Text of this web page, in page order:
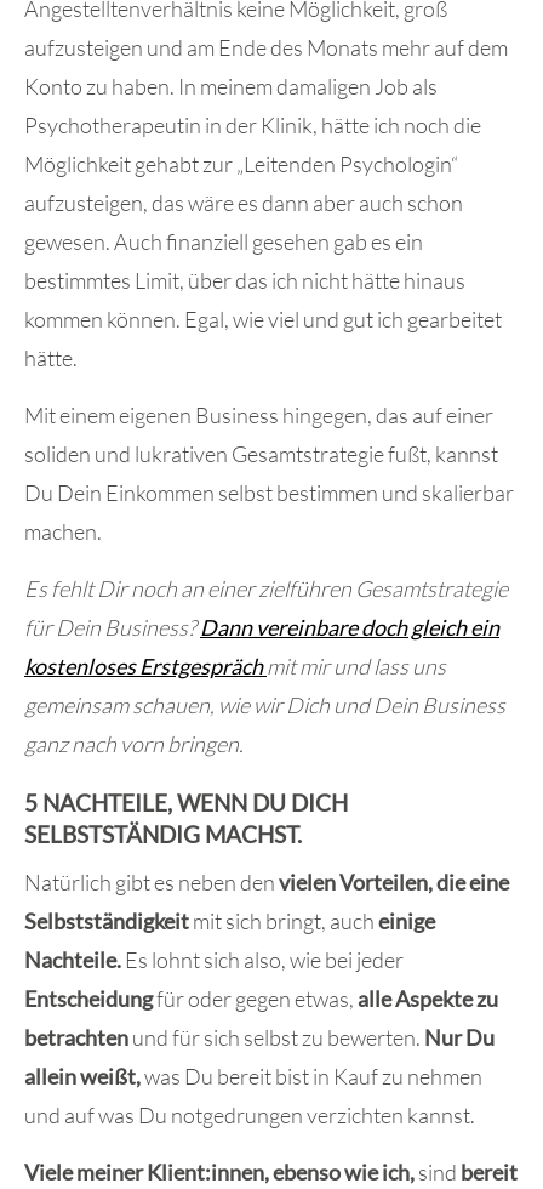
Angestelltenverhältnis keine Möglichkeit, groß
aufzusteigen und am Ende des Monats mehr auf dem
Konto zu haben. In meinem damaligen Job als
Psychotherapeutin in der Klinik, hätte ich noch die
Möglichkeit gehabt zur „Leitenden Psychologin“
aufzusteigen, das wäre es dann aber auch schon
gewesen. Auch finanziell gesehen gab es ein
bestimmtes Limit, über das ich nicht hätte hinaus
kommen können. Egal, wie viel und gut ich gearbeitet
hätte.
Mit einem eigenen Business hingegen, das auf einer
soliden und lukrativen Gesamtstrategie fußt, kannst
Du Dein Einkommen selbst bestimmen und skalierbar
machen.
Es fehlt Dir noch an einer zielführen Gesamtstrategie
für Dein Business?Dann vereinbare doch gleich ein
kostenloses Erstgesprächmit mir und lass uns
gemeinsam schauen, wie wir Dich und Dein Business
ganz nach vorn bringen.
5 NACHTEILE, WENN DU DICH
SELBSTSTÄNDIG MACHST.
Natürlich gibt es neben denvielen Vorteilen, die eine
Selbstständigkeitmit sich bringt, aucheinige
Nachteile. Es lohnt sich also, wie bei jeder
Entscheidungfür oder gegen etwas, alle Aspekte zu
betrachtenund für sich selbst zu bewerten. Nur Du
allein weißt,was Du bereit bist in Kauf zu nehmen
und auf was Du notgedrungen verzichten kannst.
Viele meiner Klient:innen, ebenso wie ich,sind bereit